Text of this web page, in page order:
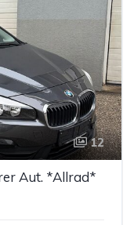
12
Aut. *Allrad*